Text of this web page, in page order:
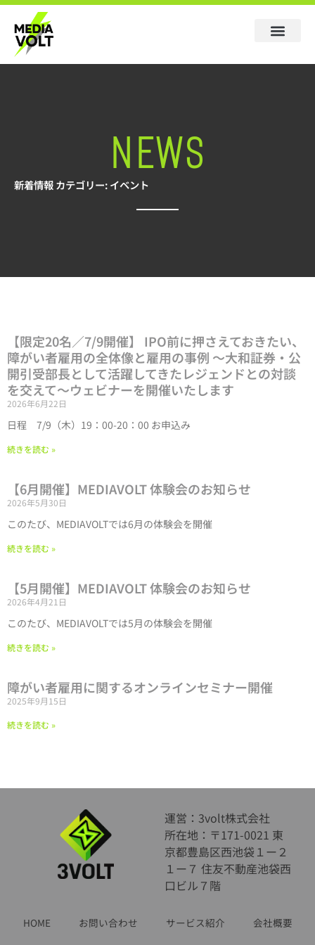
NEWS
新着情報 カテゴリー: イベント
【限定20名／7/9開催】 IPO前に押さえておきたい、
障がい者雇用の全体像と雇用の事例 〜大和証券・公
開引受部長として活躍してきたレジェンドとの対談
を交えて〜ウェビナーを開催いたします
2026年6月22日
日程 7/9（木）19：00-20：00 お申込み
続きを読む »
【6月開催】MEDIAVOLT 体験会のお知らせ
2026年5月30日
このたび、MEDIAVOLTでは6月の体験会を開催
続きを読む »
【5月開催】MEDIAVOLT 体験会のお知らせ
2026年4月21日
このたび、MEDIAVOLTでは5月の体験会を開催
続きを読む »
障がい者雇用に関するオンラインセミナー開催
2025年9月15日
続きを読む »
運営：3volt株式会社
所在地：〒171-0021 東
京都豊島区西池袋１ー２
１ー７ 住友不動産池袋西
口ビル７階
HOME お問い合わせ サービス紹介 会社概要